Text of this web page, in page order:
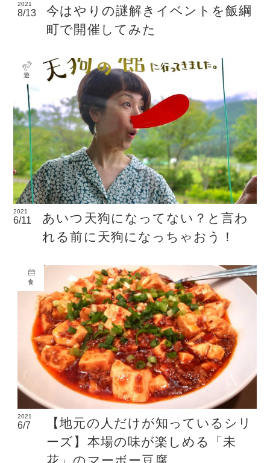
2021
8/13
今はやりの謎解きイベントを飯綱
町で開催してみた
2021
6/11
あいつ天狗になってない？と言わ
れる前に天狗になっちゃおう！
遊
2021
6/7
【地元の人だけが知っているシリ
ーズ】本場の味が楽しめる「未
食